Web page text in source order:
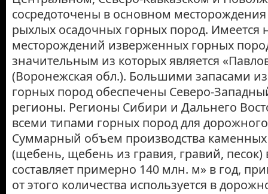
сосредоточены в основном
рыхлых осадочных горных пород. Имеется
месторождений изверженных горных
значительным из которых является
(Воронежская обл.). Большими запасами
горных пород обеспечены Северо-
регионы. Регионы Сибири и Дальнего
всеми типами горных пород для
Суммарный объем производства
(щебень, щебень из гравия, гравий, песок)
составляет примерно 140 млн. м» в год,
от этого количества используется в